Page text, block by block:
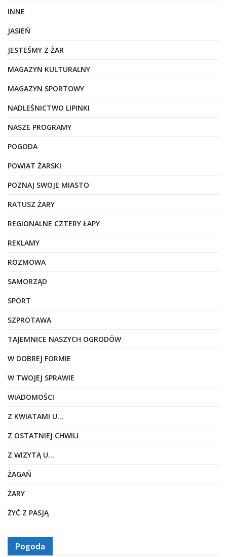
INNE
JASIEŃ
JESTEŚMY Z ŻAR
MAGAZYN KULTURALNY
MAGAZYN SPORTOWY
NADLEŚNICTWO LIPINKI
NASZE PROGRAMY
POGODA
POWIAT ŻARSKI
POZNAJ SWOJE MIASTO
RATUSZ ŻARY
REGIONALNE CZTERY ŁAPY
REKLAMY
ROZMOWA
SAMORZĄD
SPORT
SZPROTAWA
TAJEMNICE NASZYCH OGRODÓW
W DOBREJ FORMIE
W TWOJEJ SPRAWIE
WIADOMOŚCI
Z KWIATAMI U…
Z OSTATNIEJ CHWILI
Z WIZYTĄ U…
ŻAGAŃ
ŻARY
ŻYĆ Z PASJĄ
Pogoda